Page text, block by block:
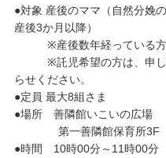
●対象 産後のママ（自然分娩
産後3か月以降）
※産後数年経っている方も
※託児希望の方は、申し
らせください。
●定員 最大8組さま
●場所 善隣館いこいの広場
第一善隣館保育所3F （
●時間 10時00分～11時00分